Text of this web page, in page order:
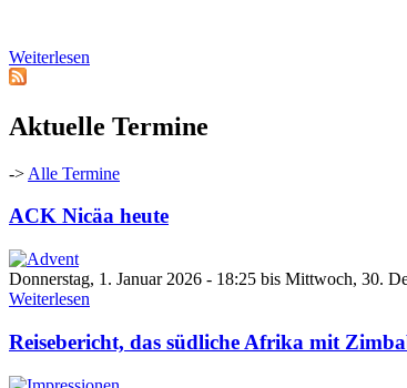
Weiterlesen
Aktuelle Termine
-> Alle Termine
ACK Nicäa heute
Donnerstag, 1. Januar 2026 - 18:25 bis Mittwoch, 30.
Weiterlesen
Reisebericht, das südliche Afrika mit